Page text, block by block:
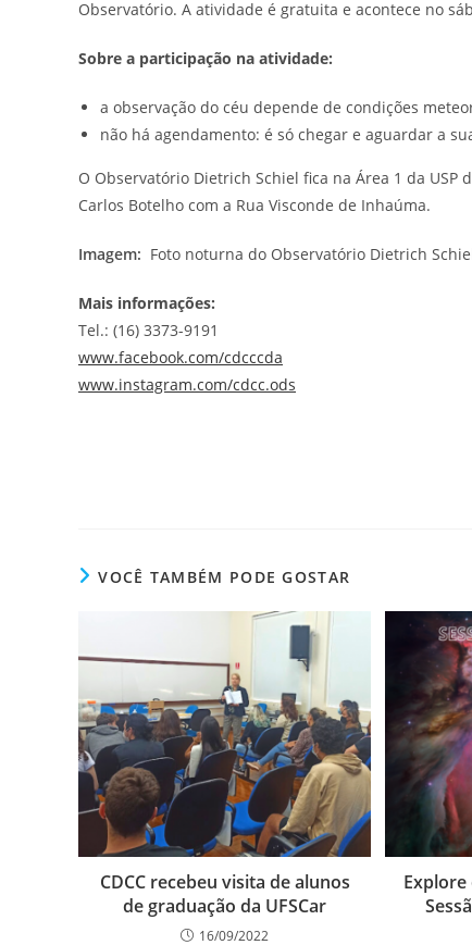
Observatório. A atividade é gratuita e acontece no
Sobre a participação na atividade:
a observação do céu depende de condições
não há agendamento: é só chegar e aguardar a
O Observatório Dietrich Schiel fica na Área 1 da USP
Carlos Botelho com a Rua Visconde de Inhaúma.
Imagem: Foto noturna do Observatório Dietrich
Mais informações:
Tel.: (16) 3373-9191
www.facebook.com/cdcccda
www.instagram.com/cdcc.ods
VOCÊ TAMBÉM PODE GOSTAR
CDCC recebeu visita de alunos
de graduação da UFSCar
16/09/2022